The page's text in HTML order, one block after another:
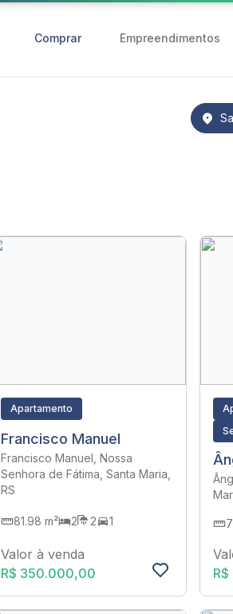
Comprar Empreendimentos
Apartamento
Francisco Manuel
Francisco Manuel, Nossa
Senhora de Fátima, Santa Maria,
RS
81.98 m² 2 2 1
Valor à venda
R$ 350.000,00